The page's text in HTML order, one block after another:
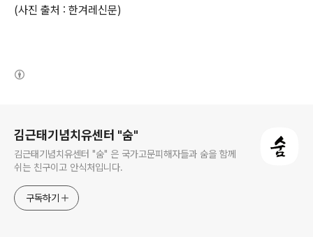
(사진 출처 : 한겨레신문)
김근태기념치유센터 "숨"
김근태기념치유센터 "숨" 은 국가고문피해자들과 숨을 함께
쉬는 친구이고 안식처입니다.
구독하기